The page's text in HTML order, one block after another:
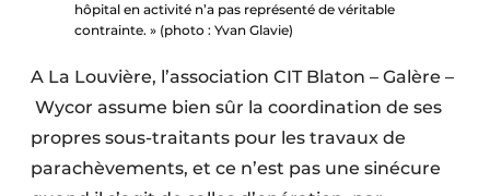
hôpital en activité n’a pas représenté de véritable
contrainte. » (photo : Yvan Glavie)
A La Louvière, l’association CIT Blaton – Galère –
Wycor assume bien sûr la coordination de ses
propres sous-traitants pour les travaux de
parachèvements, et ce n’est pas une sinécure